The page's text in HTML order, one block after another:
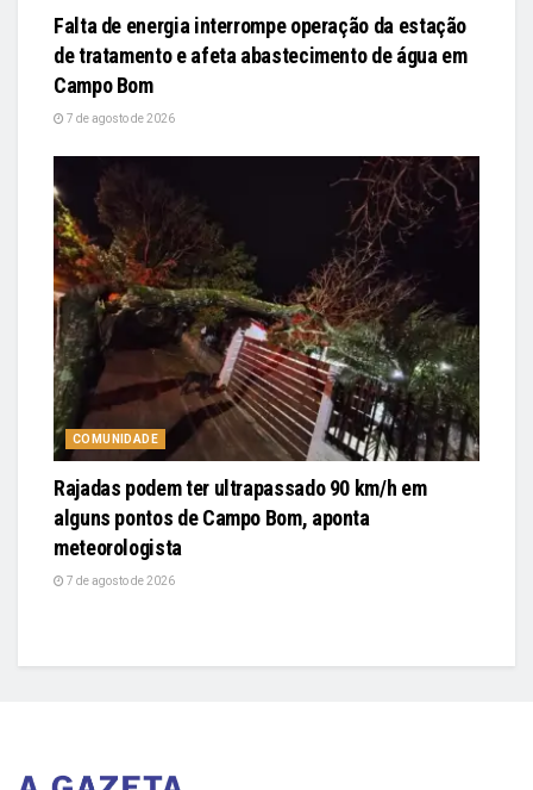
Falta de energia interrompe operação da estação
de tratamento e afeta abastecimento de água em
Campo Bom
7 de agosto de 2026
COMUNIDADE
Rajadas podem ter ultrapassado 90 km/h em
alguns pontos de Campo Bom, aponta
meteorologista
7 de agosto de 2026